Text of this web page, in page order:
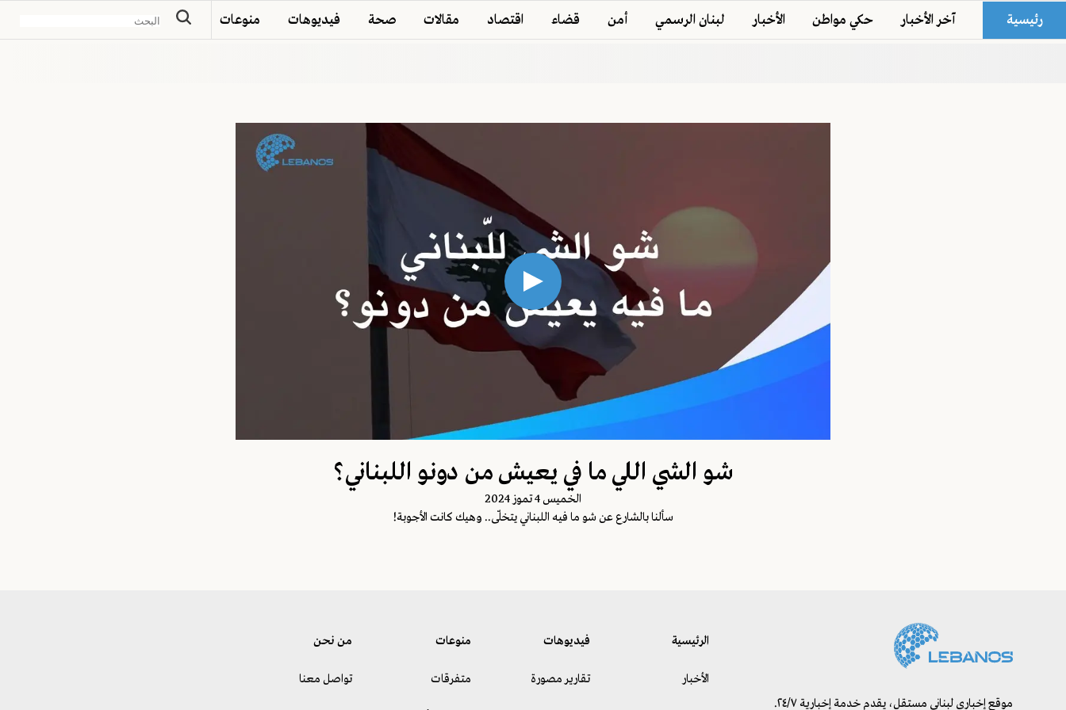
رئيسية آخر الأخبار حكي مواطن الأخبار لبنان الرسمي أمن قضاء اقتصاد مقالات صحة فيديوهات منوعات
شو الشي اللي ما في يعيش من دونو اللبناني؟
الخميس 4 تموز 2024
سألنا بالشارع عن شو ما فيه اللبناني يتخلّى.. وهيك كانت الأجوبة!
موقع إخباري لبناني مستقل، يقدم خدمة إخبارية ٢٤/٧.
الرئيسية
الأخبار
فيديوهات
تقارير مصورة
منوعات
متفرقات
من نحن
تواصل معنا